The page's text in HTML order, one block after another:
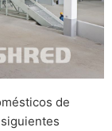
de